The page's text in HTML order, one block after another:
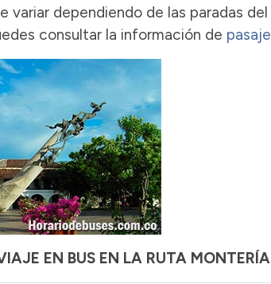
variar dependiendo de las paradas
consultar la información de
EN BUS EN LA RUTA